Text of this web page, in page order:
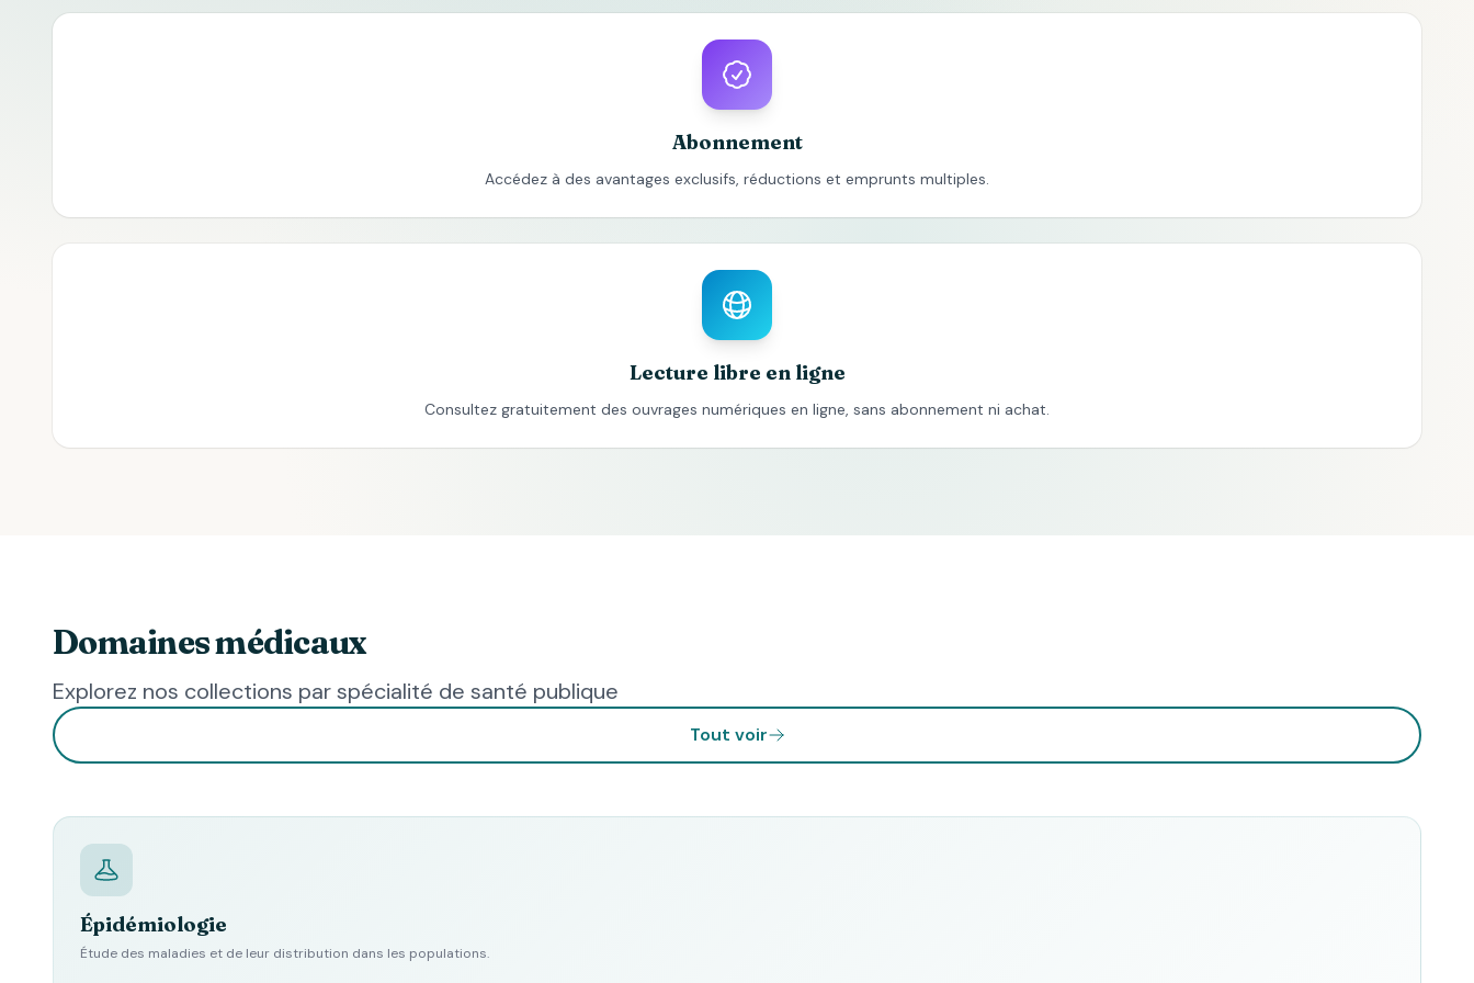
Abonnement
Accédez à des avantages exclusifs, réductions et emprunts multiples.
Lecture libre en ligne
Consultez gratuitement des ouvrages numériques en ligne, sans abonnement ni achat.
Domaines médicaux
Explorez nos collections par spécialité de santé publique
Tout voir
Épidémiologie
Étude des maladies et de leur distribution dans les populations.